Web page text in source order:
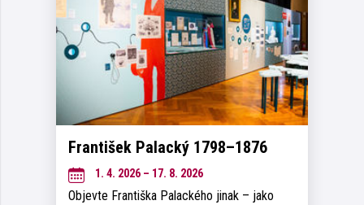
František Palacký 1798–1876
1. 4. 2026 – 17. 8. 2026
Objevte Františka Palackého jinak – jako